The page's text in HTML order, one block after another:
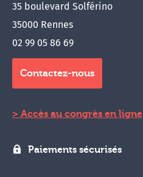
35 boulevard Solférino
35000 Rennes
02 99 05 86 69
Contactez-nous
Accès au congrès en ligne
Paiements sécurisés